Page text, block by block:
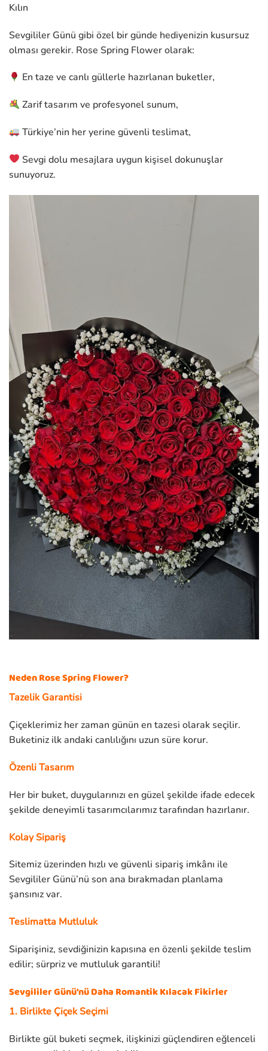
Kılın
Sevgililer Günü gibi özel bir günde hediyenizin kusursuz
olması gerekir. Rose Spring Flower olarak:
En taze ve canlı güllerle hazırlanan buketler,
Zarif tasarım ve profesyonel sunum,
Türkiye’nin her yerine güvenli teslimat,
Sevgi dolu mesajlara uygun kişisel dokunuşlar
sunuyoruz.
Neden Rose Spring Flower?
Tazelik Garantisi
Çiçeklerimiz her zaman günün en tazesi olarak seçilir.
Buketiniz ilk andaki canlılığını uzun süre korur.
Özenli Tasarım
Her bir buket, duygularınızı en güzel şekilde ifade edecek
şekilde deneyimli tasarımcılarımız tarafından hazırlanır.
Kolay Sipariş
Sitemiz üzerinden hızlı ve güvenli sipariş imkânı ile
Sevgililer Günü’nü son ana bırakmadan planlama
şansınız var.
Teslimatta Mutluluk
Siparişiniz, sevdiğinizin kapısına en özenli şekilde teslim
edilir; sürpriz ve mutluluk garantili!
Sevgililer Günü’nü Daha Romantik Kılacak Fikirler
1. Birlikte Çiçek Seçimi
Birlikte gül buketi seçmek, ilişkinizi güçlendiren eğlenceli